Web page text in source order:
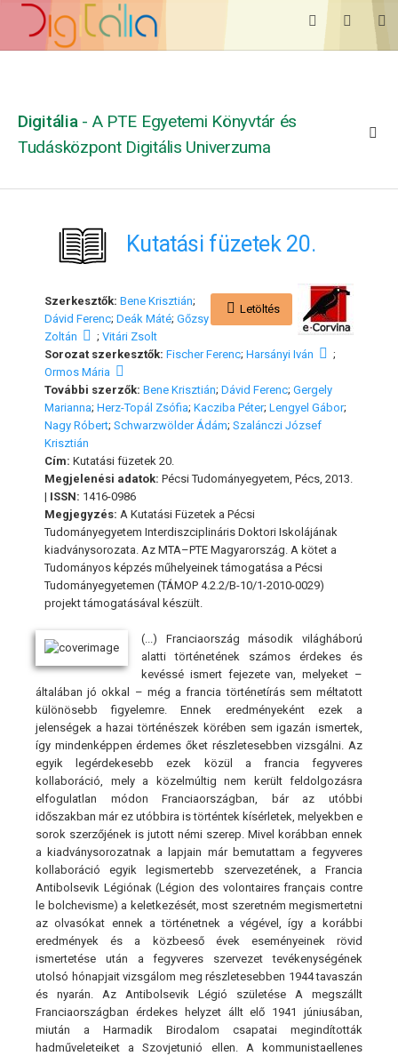
Digitália - A PTE Egyetemi Könyvtár és
Tudásközpont Digitális Univerzuma
Kutatási füzetek 20.
Letöltés
Szerkesztők: Bene Krisztián;
Dávid Ferenc; Deák Máté; Gőzsy
Zoltán
; Vitári Zsolt
Sorozat szerkesztők: Fischer Ferenc; Harsányi Iván
;
Ormos Mária
További szerzők: Bene Krisztián; Dávid Ferenc; Gergely
Marianna; Herz-Topál Zsófia; Kacziba Péter; Lengyel Gábor;
Nagy Róbert; Schwarzwölder Ádám; Szalánczi József
Krisztián
Cím: Kutatási füzetek 20.
Megjelenési adatok: Pécsi Tudományegyetem, Pécs, 2013.
| ISSN: 1416-0986
Megjegyzés: A Kutatási Füzetek a Pécsi
Tudományegyetem Interdiszciplináris Doktori Iskolájának
kiadványsorozata. Az MTA–PTE Magyarország. A kötet a
Tudományos képzés műhelyeinek támogatása a Pécsi
Tudományegyetemen (TÁMOP 4.2.2/B-10/1-2010-0029)
projekt támogatásával készült.
(...) Franciaország második világháború
alatti történetének számos érdekes és
kevéssé ismert fejezete van, melyeket –
általában jó okkal – még a francia történetírás sem méltatott
különösebb figyelemre. Ennek eredményeként ezek a
jelenségek a hazai történészek körében sem igazán ismertek,
így mindenképpen érdemes őket részletesebben vizsgálni. Az
egyik legérdekesebb ezek közül a francia fegyveres
kollaboráció, mely a közelmúltig nem került feldolgozásra
elfogulatlan módon Franciaországban, bár az utóbbi
időszakban már ez utóbbira is történtek kísérletek, melyekben e
sorok szerzőjének is jutott némi szerep. Mivel korábban ennek
a kiadványsorozatnak a lapjain már bemutattam a fegyveres
kollaboráció egyik legismertebb szervezetének, a Francia
Antibolsevik Légiónak (Légion des volontaires français contre
le bolchevisme) a keletkezését, most szeretném megismertetni
az olvasókat ennek a történetnek a végével, így a korábbi
eredmények és a közbeeső évek eseményeinek rövid
ismertetése után a fegyveres szervezet tevékenységének
utolsó hónapjait vizsgálom meg részletesebben 1944 tavaszán
és nyarán. Az Antibolsevik Légió születése A megszállt
Franciaországban érdekes helyzet állt elő 1941 júniusában,
miután a Harmadik Birodalom csapatai megindították
hadműveleteiket a Szovjetunió ellen. A kommunistaellenes